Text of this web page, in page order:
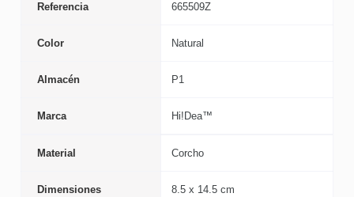
Referencia 665509Z
Color Natural
Almacén P1
Marca Hi!Dea™
Material Corcho
Dimensiones 8.5 x 14.5 cm